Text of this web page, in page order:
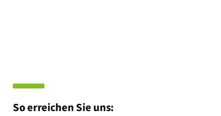
So erreichen Sie uns: